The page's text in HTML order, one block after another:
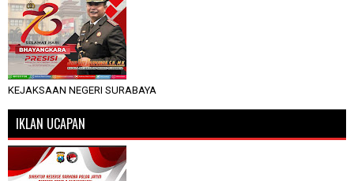
KEJAKSAAN NEGERI SURABAYA
IKLAN UCAPAN